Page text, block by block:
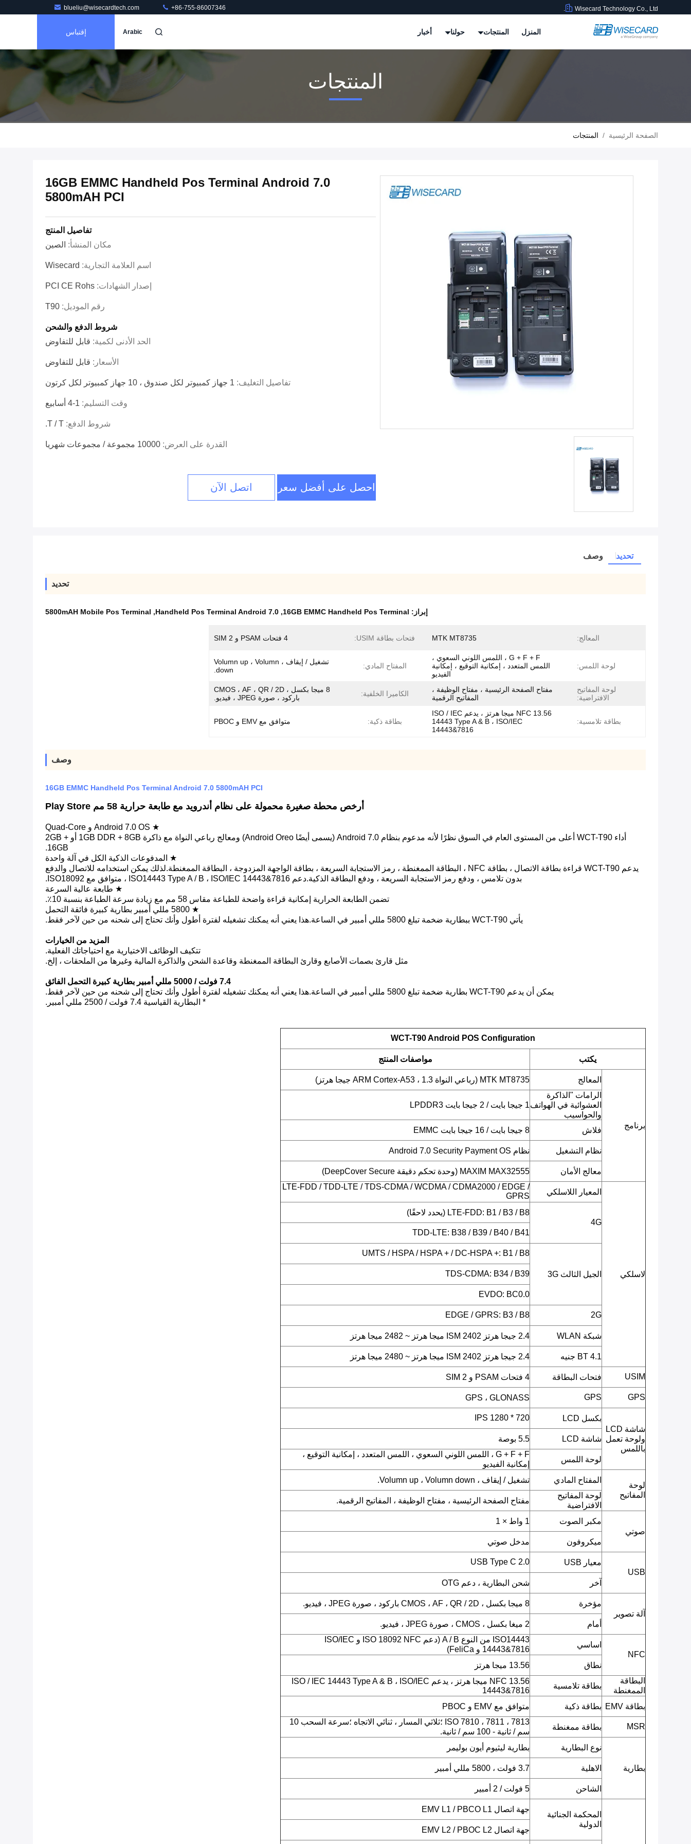
Wisecard Technology Co., Ltd.
blueliu@wisecardtech.com +86-755-86007346
المنزل المنتجات حولنا أخبار Arabic إقتباس
المنتجات
الصفحة الرئيسية / المنتجات
16GB EMMC Handheld Pos Terminal Android 7.0
5800mAH PCI
تفاصيل المنتج
مكان المنشأ: الصين
اسم العلامة التجارية: Wisecard
إصدار الشهادات: PCI CE Rohs
رقم الموديل: T90
شروط الدفع والشحن
الحد الأدنى لكمية: قابل للتفاوض
الأسعار: قابل للتفاوض
تفاصيل التغليف: 1 جهاز كمبيوتر لكل صندوق ، 10 جهاز كمبيوتر لكل كرتون
وقت التسليم: 1-4 أسابيع
شروط الدفع: T / T.
القدرة على العرض: 10000 مجموعة / مجموعات شهريا
احصل على أفضل سعر اتصل الآن
تحديد وصف
تحديد
إبراز: 16GB EMMC Handheld Pos Terminal
,
Handheld Pos Terminal Android 7.0
,
5800mAH Mobile Pos Terminal
المعالج: MTK MT8735 فتحات بطاقة USIM: 4 فتحات PSAM و 2 SIM
لوحة اللمس:
G + F + F ، اللمس اللوني السعوي ،
اللمس المتعدد ، إمكانية التوقيع ، إمكانية
الفيديو
المفتاح المادي:
تشغيل / إيقاف ، Volumn up ، Volumn
down.
لوحة المفاتيح
الافتراضية:
مفتاح الصفحة الرئيسية ، مفتاح الوظيفة ،
المفاتيح الرقمية
الكاميرا الخلفية:
8 ميجا بكسل ، CMOS ، AF ، QR / 2D
باركود ، صورة JPEG ، فيديو.
بطاقة تلامسية:
NFC 13.56 ميجا هرتز ، يدعم ISO / IEC
14443 Type A & B ، ISO/IEC
14443&7816
بطاقة ذكية: متوافق مع EMV و PBOC
وصف
16GB EMMC Handheld Pos Terminal Android 7.0 5800mAH PCI
أرخص محطة صغيرة محمولة على نظام أندرويد مع طابعة حرارية 58 مم Play Store
★ Android 7.0 OS و Quad-Core
أداء WCT-T90 أعلى من المستوى العام في السوق نظرًا لأنه مدعوم بنظام Android 7.0 (يسمى أيضًا Android Oreo) ومعالج رباعي النواة مع ذاكرة 1GB DDR + 8GB أو 2GB +
16GB.
★ المدفوعات الذكية الكل في آلة واحدة
يدعم WCT-T90 قراءة بطاقة الاتصال ، بطاقة NFC ، البطاقة الممغنطة ، رمز الاستجابة السريعة ، بطاقة الواجهة المزدوجة ، البطاقة الممغنطة.لذلك يمكن استخدامه للاتصال والدفع
بدون تلامس ، ودفع رمز الاستجابة السريعة ، ودفع البطاقة الذكية.دعم ISO14443 Type A / B ، ISO/IEC 14443&7816 ، متوافق مع ISO18092.
★ طابعة عالية السرعة
تضمن الطابعة الحرارية إمكانية قراءة واضحة للطباعة مقاس 58 مم مع زيادة سرعة الطباعة بنسبة 10٪.
★ 5800 مللي أمبير بطارية كبيرة فائقة التحمل
يأتي WCT-T90 ببطارية ضخمة تبلغ 5800 مللي أمبير في الساعة.هذا يعني أنه يمكنك تشغيله لفترة أطول وأنك تحتاج إلى شحنه من حين لآخر فقط.
المزيد من الخيارات
تتكيف الوظائف الاختيارية مع احتياجاتك الفعلية.
مثل قارئ بصمات الأصابع وقارئ البطاقة الممغنطة وقاعدة الشحن والذاكرة المالية وغيرها من الملحقات ، إلخ.
7.4 فولت / 5000 مللي أمبير بطارية كبيرة التحمل الفائق
يمكن أن يدعم WCT-T90 بطارية ضخمة تبلغ 5800 مللي أمبير في الساعة.هذا يعني أنه يمكنك تشغيله لفترة أطول وأنك تحتاج إلى شحنه من حين لآخر فقط.
* البطارية القياسية 7.4 فولت / 2500 مللي أمبير.
WCT-T90 Android POS Configuration
يكتب مواصفات المنتج
برنامج
المعالج
MTK MT8735 (رباعي النواة ARM Cortex-A53 ، 1.3 جيجا هرتز)
الرامات "الذاكرة
العشوائية في الهواتف
والحواسيب
1 جيجا بايت / 2 جيجا بايت LPDDR3
فلاش 8 جيجا بايت / 16 جيجا بايت EMMC
نظام التشغيل نظام Android 7.0 Security Payment OS
معالج الأمان MAXIM MAX32555 (وحدة تحكم دقيقة DeepCover Secure)
لاسلكي
المعيار اللاسلكي
LTE-FDD / TDD-LTE / TDS-CDMA / WCDMA / CDMA2000 / EDGE /
GPRS
4G
LTE-FDD: B1 / B3 / B8 (يحدد لاحقًا)
TDD-LTE: B38 / B39 / B40 / B41
الجيل الثالث 3G
UMTS / HSPA / HSPA + / DC-HSPA +: B1 / B8
TDS-CDMA: B34 / B39
EVDO: BC0.0
2G
EDGE / GPRS: B3 / B8
شبكة WLAN 2.4 جيجا هرتز ISM 2402 ميجا هرتز ~ 2482 ميجا هرتز
BT 4.1 جنيه 2.4 جيجا هرتز ISM 2402 ميجا هرتز ~ 2480 ميجا هرتز
USIM فتحات البطاقة 4 فتحات PSAM و 2 SIM
GPS
GPS GPS ، GLONASS
شاشة LCD
ولوحة تعمل
باللمس
بكسل LCD 720 * 1280 IPS
شاشة LCD 5.5 بوصة
لوحة اللمس
G + F + F ، اللمس اللوني السعوي ، اللمس المتعدد ، إمكانية التوقيع ،
إمكانية الفيديو
لوحة
المفاتيح
المفتاح المادي
تشغيل / إيقاف ، Volumn up ، Volumn down.
لوحة المفاتيح
الافتراضية
مفتاح الصفحة الرئيسية ، مفتاح الوظيفة ، المفاتيح الرقمية.
صوتي
مكبر الصوت 1 واط × 1
ميكروفون مدخل صوتي
USB
معيار USB USB Type C 2.0
آخر شحن البطارية ، دعم OTG
آلة تصوير
مؤخرة 8 ميجا بكسل ، CMOS ، AF ، QR / 2D باركود ، صورة JPEG ، فيديو.
أمام 2 ميغا بكسل ، CMOS ، صورة JPEG ، فيديو.
NFC
اساسي
ISO14443 من النوع A / B (دعم ISO 18092 NFC و ISO/IEC
14443&7816 و FeliCa)
نطاق
13.56 ميجا هرتز
البطاقة
الممغنطة
بطاقة تلامسية
NFC 13.56 ميجا هرتز ، يدعم ISO / IEC 14443 Type A & B ، ISO/IEC
14443&7816
بطاقة EMV
بطاقة ذكية متوافق مع EMV و PBOC
MSR بطاقة ممغنطة
ISO 7810 ، 7811 ، 7813 ؛ثلاثي المسار ، ثنائي الاتجاه ؛سرعة السحب 10
سم / ثانية - 100 سم / ثانية.
بطارية
نوع البطارية بطارية ليثيوم أيون بوليمر
الاهلية 3.7 فولت ، 5800 مللي أمبير
الشاحن 5 فولت / 2 أمبير
المحكمة الجنائية
الدولية
جهة اتصال EMV L1 / PBCO L1
جهة اتصال EMV L2 / PBOC L2